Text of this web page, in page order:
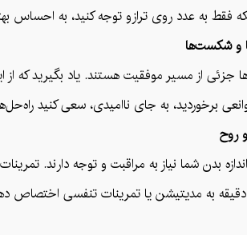
فقط به عدد روی ترازو توجه کنید، به احساس
از مسیر موفقیت هستند. یاد بگیرید که از
برخوردید، به جای ناامیدی، سعی کنید
بدن شما نیاز به مراقبت و توجه دارند.
به مدیتیشن یا تمرینات تنفسی اختصاص